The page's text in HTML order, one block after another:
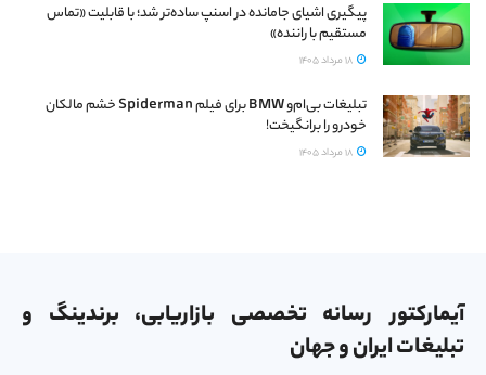
پیگیری اشیای جامانده در اسنپ ساده‌تر شد؛ با قابلیت «تماس
مستقیم با راننده»
تبلیغات بی‌ام‌و BMW برای فیلم Spiderman خشم مالکان
خودرو را برانگیخت!
آیمارکتور رسانه تخصصی بازاریابی، برندینگ و
تبلیغات ایران و جهان